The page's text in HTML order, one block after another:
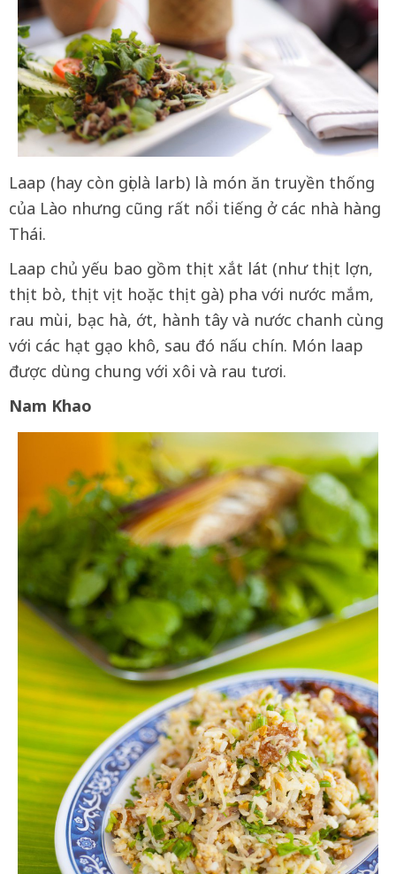
Laap (hay còn gọi là larb) là món ăn truyền thống
của Lào nhưng cũng rất nổi tiếng ở các nhà hàng
Thái.
Laap chủ yếu bao gồm thịt xắt lát (như thịt lợn,
thịt bò, thịt vịt hoặc thịt gà) pha với nước mắm,
rau mùi, bạc hà, ớt, hành tây và nước chanh cùng
với các hạt gạo khô, sau đó nấu chín. Món laap
được dùng chung với xôi và rau tươi.
Nam Khao